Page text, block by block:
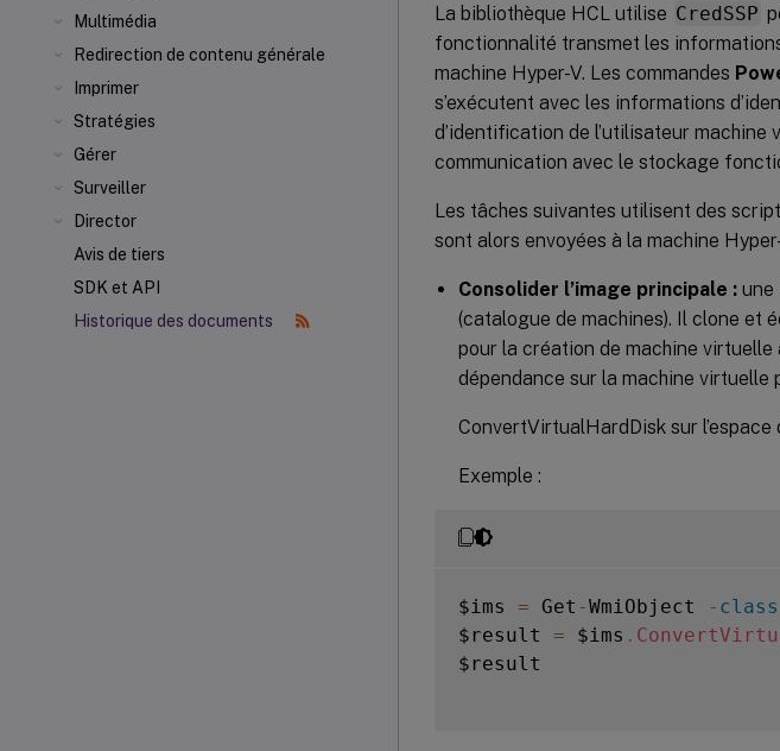
Multimédia
Redirection de contenu générale
Imprimer
Stratégies
Gérer
Surveiller
Director
Avis de tiers
SDK et API
Historique des documents
La bibliothèque HCL utilise CredSSP
fonctionnalité transmet les
machine Hyper-V. Les commandes
s’exécutent avec les informations
d’identification de l’utilisateur
communication avec le stockage
Les tâches suivantes utilisent des
sont alors envoyées à la machine
Consolider l’image principale : une
(catalogue de machines). Il clone et
pour la création de machine
dépendance sur la machine virtuelle
ConvertVirtualHardDisk sur
Exemple :
$ims = Get -WmiObject - class
$result = $ims .
$result